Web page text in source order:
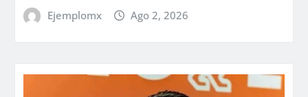
Ejemplomx Ago 2, 2026